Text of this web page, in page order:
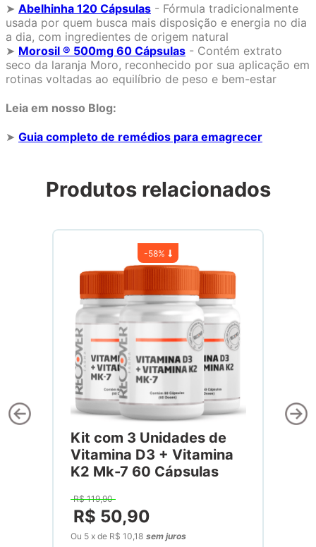
➤ Abelhinha 120 Cápsulas - Fórmula tradicionalmente
usada por quem busca mais disposição e energia no dia
a dia, com ingredientes de origem natural
➤ Morosil ® 500mg 60 Cápsulas - Contém extrato
seco da laranja Moro, reconhecido por sua aplicação em
rotinas voltadas ao equilíbrio de peso e bem-estar
Leia em nosso Blog:
➤ Guia completo de remédios para emagrecer
Produtos relacionados
-58%
Kit com 3 Unidades de
Vitamina D3 + Vitamina
K2 Mk-7 60 Cápsulas
R$ 119,90
R$ 50,90
Ou 5 xde R$ 10,18 sem juros